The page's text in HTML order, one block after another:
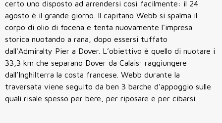
certo uno disposto ad arrendersi così facilmente: il 24
agosto è il grande giorno. Il capitano Webb si spalma il
corpo di olio di focena e tenta nuovamente l’impresa
storica nuotando a rana, dopo essersi tuffato
dall'Admiralty Pier a Dover. L’obiettivo è quello di nuotare i
33,3 km che separano Dover da Calais: raggiungere
dall’Inghilterra la costa francese. Webb durante la
traversata viene seguito da ben 3 barche d’appoggio sulle
quali risale spesso per bere, per riposare e per cibarsi.